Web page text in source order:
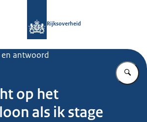
Rijksoverheid
en antwoord
op het
als ik stage